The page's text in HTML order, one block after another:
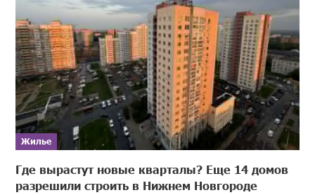
Жилье
Где вырастут новые кварталы? Еще 14 домов
разрешили строить в Нижнем Новгороде